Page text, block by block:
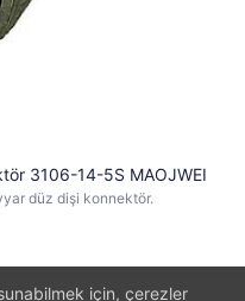
için, çerezler
3106-14-5S MAOJWEI
düz dişi konnektör.